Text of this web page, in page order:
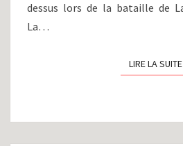
dessus lors de la bataille de
La…
LIRE LA SUITE